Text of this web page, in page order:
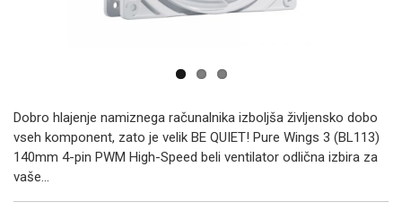
Dobro hlajenje namiznega računalnika izboljša življensko dobo
vseh komponent, zato je velik BE QUIET! Pure Wings 3 (BL113)
140mm 4-pin PWM High-Speed beli ventilator odlična izbira za
vaše...